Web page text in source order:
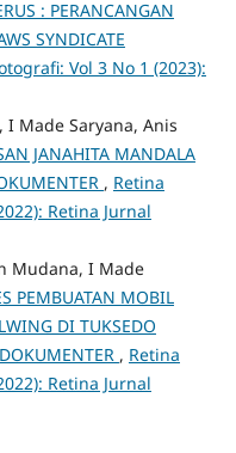
: PERANCANGAN
SYNDICATE
Vol 3 No 1 (2023):
I Made Saryana, Anis
JANAHITA MANDALA
, Retina
Retina Jurnal
Mudana, I Made
PEMBUATAN MOBIL
DI TUKSEDO
, Retina
Retina Jurnal